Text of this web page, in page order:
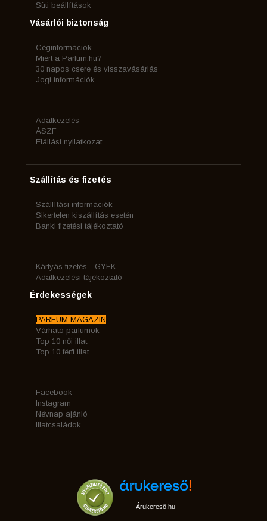
Süti beállítások
Vásárlói biztonság
Céginformációk
Miért a Parfum.hu?
30 napos csere és visszavásárlás
Jogi információk
Adatkezelés
ÁSZF
Elállási nyilatkozat
Szállítás és fizetés
Szállítási információk
Sikertelen kiszállítás esetén
Banki fizetési tájékoztató
Kártyás fizetés - GYFK
Adatkezelési tájékoztató
Érdekességek
PARFÜM MAGAZIN
Várható parfümök
Top 10 női illat
Top 10 férfi illat
Facebook
Instagram
Névnap ajánló
Illatcsaládok
Árukereső.hu